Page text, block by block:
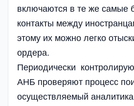
включаются в те же самые
контакты между
этому их можно легко
ордера.
Периодически
АНБ проверяют процесс
осуществляемый